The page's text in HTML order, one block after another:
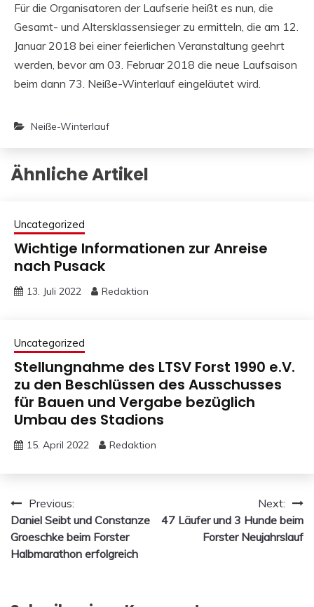
Für die Organisatoren der Laufserie heißt es nun, die
Gesamt- und Altersklassensieger zu ermitteln, die am 12.
Januar 2018 bei einer feierlichen Veranstaltung geehrt
werden, bevor am 03. Februar 2018 die neue Laufsaison
beim dann 73. Neiße-Winterlauf eingeläutet wird.
Neiße-Winterlauf
Ähnliche Artikel
Uncategorized
Wichtige Informationen zur Anreise
nach Pusack
13. Juli 2022 Redaktion
Uncategorized
Stellungnahme des LTSV Forst 1990 e.V.
zu den Beschlüssen des Ausschusses
für Bauen und Vergabe bezüglich
Umbau des Stadions
15. April 2022 Redaktion
Beitragsnavigation
Previous:
Daniel Seibt und Constanze
Groeschke beim Forster
Halbmarathon erfolgreich
Next:
47 Läufer und 3 Hunde beim
Forster Neujahrslauf